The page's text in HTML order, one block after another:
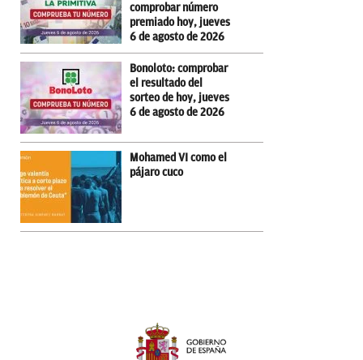
comprobar número
premiado hoy, jueves
6 de agosto de 2026
Bonoloto: comprobar
el resultado del
sorteo de hoy, jueves
6 de agosto de 2026
Mohamed VI como el
pájaro cuco